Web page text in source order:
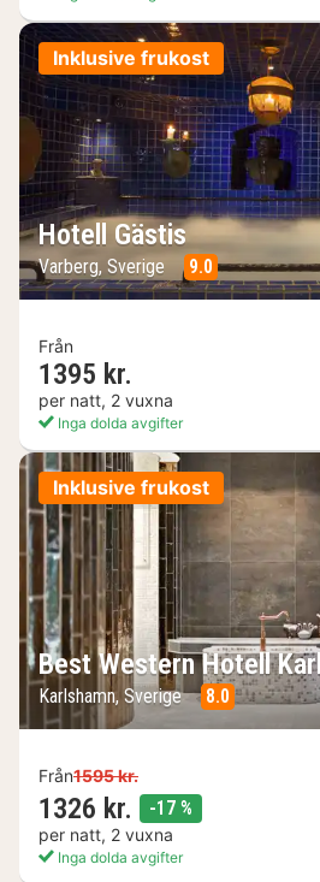
Inklusive frukost
Hotell Gästis
Varberg, Sverige 9.0
Från
1395 kr.
per natt, 2 vuxna
Inga dolda avgifter
Inklusive frukost
Best Western Hotell
Karlshamn, Sverige 8.0
Från1595 kr.
1326 kr. -17 %
per natt, 2 vuxna
Inga dolda avgifter